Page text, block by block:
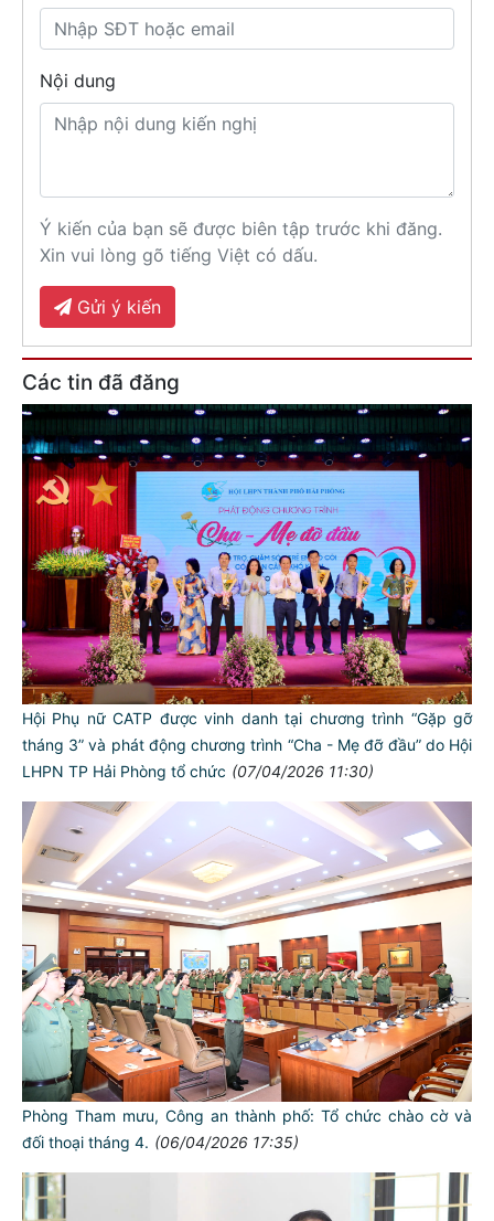
Nội dung
Ý kiến của bạn sẽ được biên tập trước khi đăng.
Xin vui lòng gõ tiếng Việt có dấu.
Gửi ý kiến
Các tin đã đăng
Hội Phụ nữ CATP được vinh danh tại chương trình “Gặp gỡ
tháng 3” và phát động chương trình “Cha - Mẹ đỡ đầu” do Hội
LHPN TP Hải Phòng tổ chức (07/04/2026 11:30)
Phòng Tham mưu, Công an thành phố: Tổ chức chào cờ và
đối thoại tháng 4. (06/04/2026 17:35)